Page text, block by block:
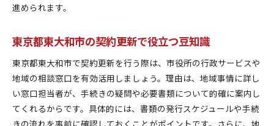
進められます。
東京都東大和市の契約更新で役立つ豆知識
東京都東大和市で契約更新を行う際は、市役所の行政サービスや
地域の相談窓口を有効活用しましょう。理由は、地域事情に詳し
い窓口担当者が、手続きの疑問や必要書類について的確に案内し
てくれるからです。具体的には、書類の発行スケジュールや手続
きの流れを事前に確認しておくことがポイントです。さらに、地